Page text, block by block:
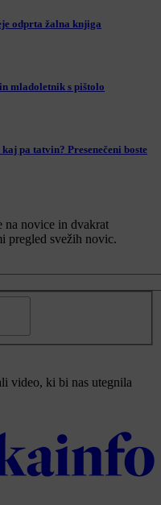
odprta žalna knjiga
mladoletnik s pištolo
pa tatvin? Presenečeni boste
na novice in dvakrat
pregled svežih novic.
video, ki bi nas utegnila